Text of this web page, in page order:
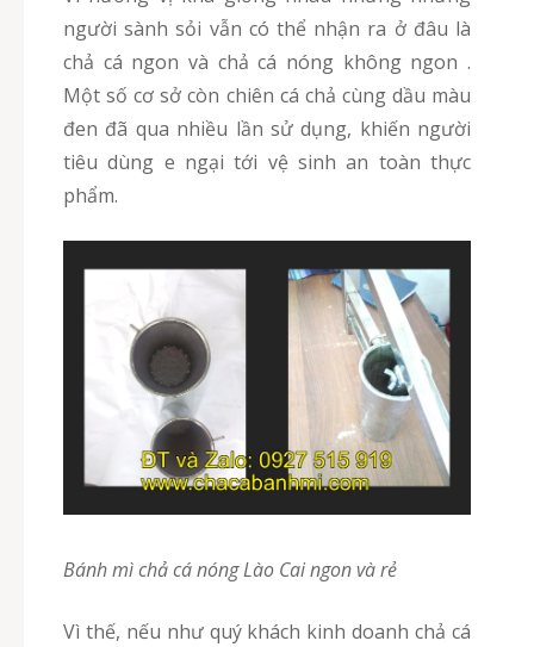
người sành sỏi vẫn có thể nhận ra ở đâu là
chả cá ngon và chả cá nóng không ngon .
Một số cơ sở còn chiên cá chả cùng dầu màu
đen đã qua nhiều lần sử dụng, khiến người
tiêu dùng e ngại tới vệ sinh an toàn thực
phẩm.
Bánh mì chả cá nóng Lào Caingonvàrẻ
Vì thế, nếu như quý khách kinh doanh chả cá